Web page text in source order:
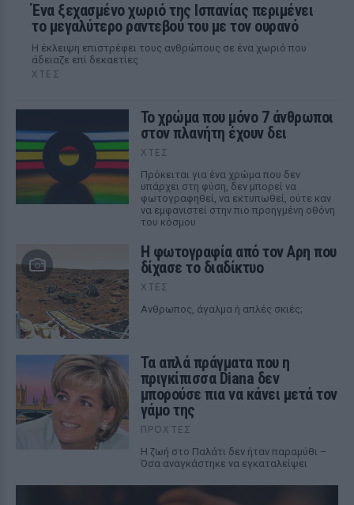
Ένα ξεχασμένο χωριό της Ισπανίας περιμένει
το μεγαλύτερο ραντεβού του με τον ουρανό
Η έκλειψη επιστρέφει τους ανθρώπους σε ένα χωριό που
άδειαζε επί δεκαετίες
ΧΤΕΣ
Το χρώμα που μόνο 7 άνθρωποι
στον πλανήτη έχουν δει
ΧΤΕΣ
Πρόκειται για ένα χρώμα που δεν
υπάρχει στη φύση, δεν μπορεί να
φωτογραφηθεί, να εκτυπωθεί, ούτε καν
να εμφανιστεί στην πιο προηγμένη οθόνη
του κόσμου
Η φωτογραφία από τον Αρη που
δίχασε το διαδίκτυο
ΧΤΕΣ
Ανθρωπος, άγαλμα ή απλές σκιές;
Τα απλά πράγματα που η
πριγκίπισσα Diana δεν
μπορούσε πια να κάνει μετά τον
γάμο της
ΠΡΟΧΤΈΣ
Η ζωή στο Παλάτι δεν ήταν παραμύθι –
Όσα αναγκάστηκε να εγκαταλείψει